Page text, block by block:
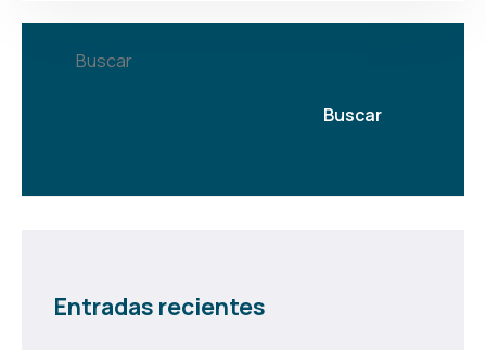
Buscar
Buscar
Entradas recientes